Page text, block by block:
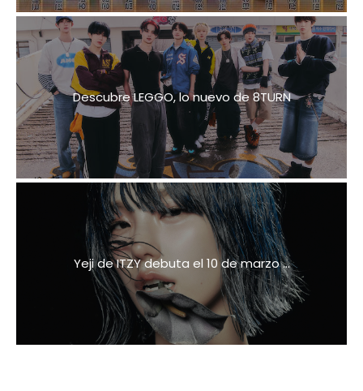
Descubre LEGGO, lo nuevo de 8TURN
Yeji de ITZY debuta el 10 de marzo ...